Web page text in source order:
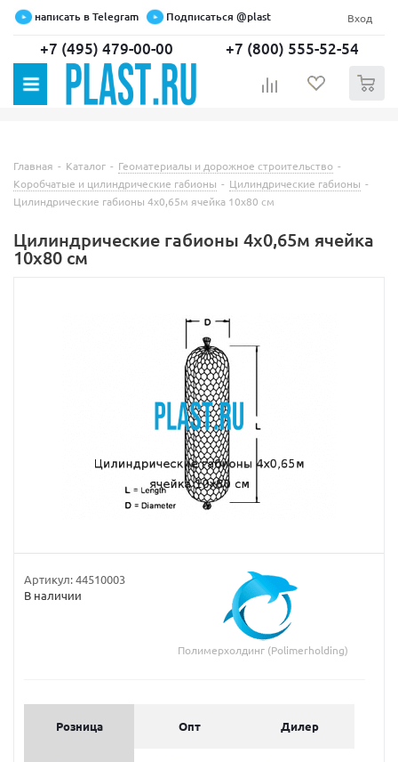
написать в Telegram Подписаться @plast Вход
+7 (495) 479-00-00 +7 (800) 555-52-54
Главная - Каталог - Геоматериалы и дорожное строительство -
Коробчатые и цилиндрические габионы - Цилиндрические габионы -
Цилиндрические габионы 4х0,65м ячейка 10х80 см
Цилиндрические габионы 4х0,65м ячейка
10х80 см
Артикул:44510003
В наличии
Полимерхолдинг (Polimerholding)
Розница Опт Дилер